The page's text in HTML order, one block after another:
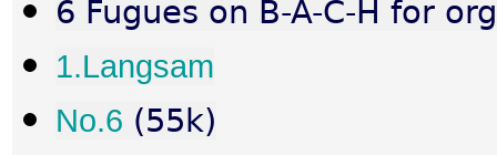
6 Fugues on B-A-C-H for
1.Langsam
No.6 (55k)